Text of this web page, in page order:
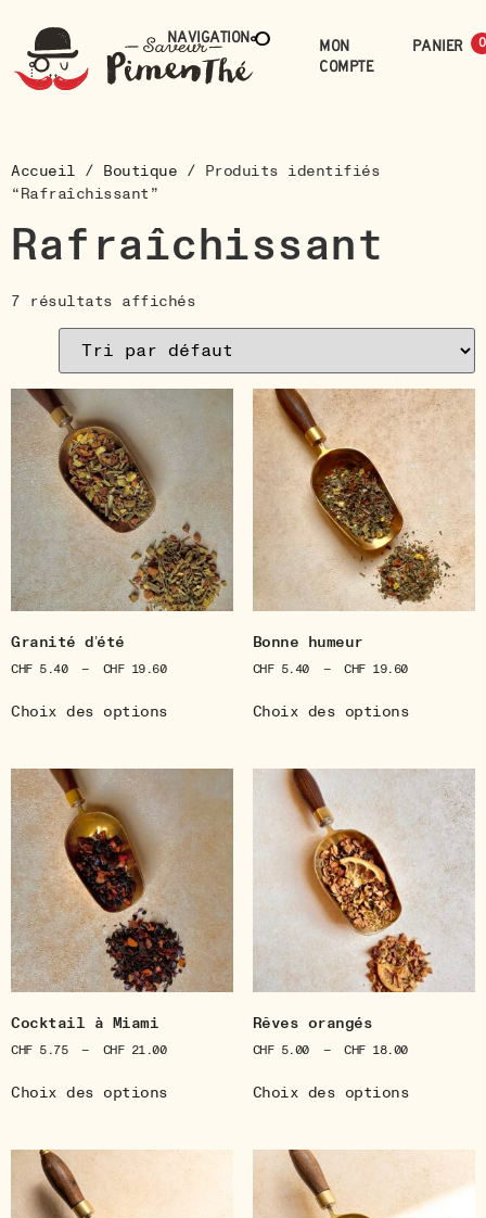
Navigation
Mon
compte
0
0
Accueil / Boutique / Produits identifiés
“Rafraîchissant”
Rafraîchissant
7 résultats affichés
Granité d’été
CHF5.40 – CHF19.60
Choix des options
Bonne humeur
CHF5.40 – CHF19.60
Choix des options
Cocktail à Miami
CHF5.75 – CHF21.00
Choix des options
Rêves orangés
CHF5.00 – CHF18.00
Choix des options